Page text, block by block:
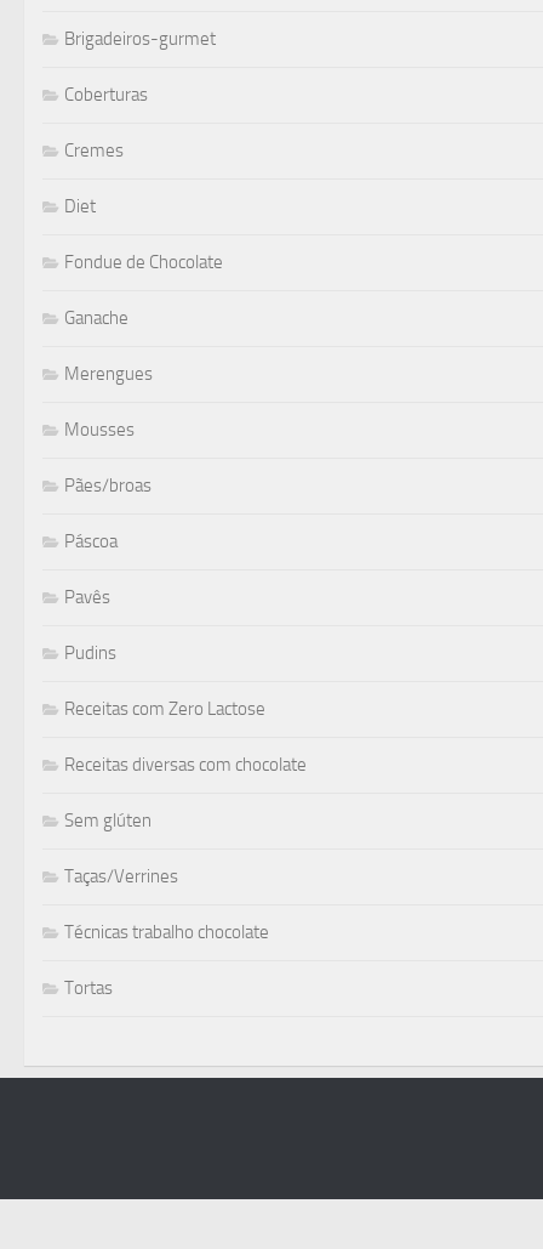
Brigadeiros-gurmet
Coberturas
Cremes
Diet
Fondue de Chocolate
Ganache
Merengues
Mousses
Pães/broas
Páscoa
Pavês
Pudins
Receitas com Zero Lactose
Receitas diversas com chocolate
Sem glúten
Taças/Verrines
Técnicas trabalho chocolate
Tortas